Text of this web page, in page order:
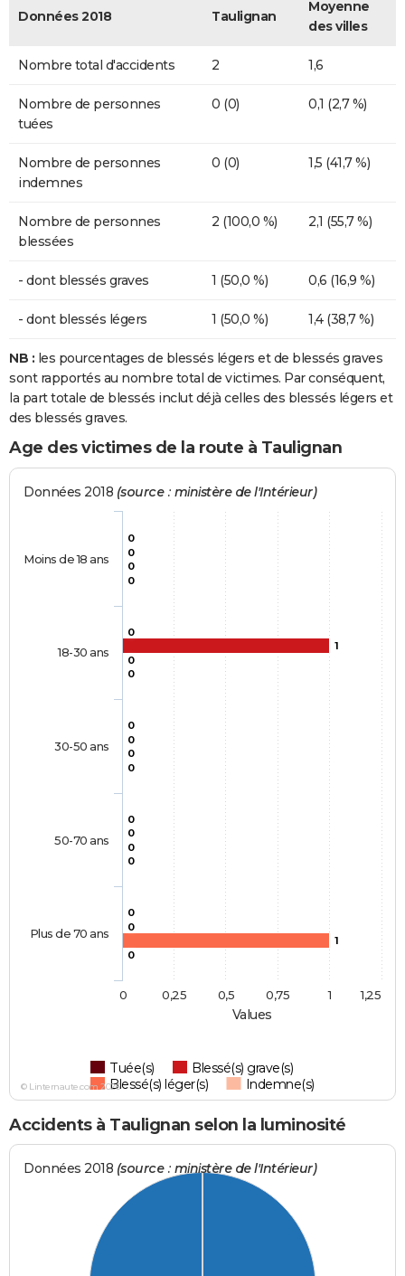
Données 2018 Taulignan
Moyenne
des villes
Nombre total d'accidents 2 1,6
Nombre de personnes
tuées
0 (0) 0,1 (2,7 %)
Nombre de personnes
indemnes
0 (0) 1,5 (41,7 %)
Nombre de personnes
blessées
2 (100,0 %) 2,1 (55,7 %)
- dont blessés graves 1 (50,0 %) 0,6 (16,9 %)
- dont blessés légers 1 (50,0 %) 1,4 (38,7 %)
NB : les pourcentages de blessés légers et de blessés graves
sont rapportés au nombre total de victimes. Par conséquent,
la part totale de blessés inclut déjà celles des blessés légers et
des blessés graves.
Age des victimes de la route à Taulignan
Values
Données 2018 (source : ministère de l'Intérieur)
0
0
0
0
0
0
1
0
0
0
0
0
0
0
1
0
0
0
0
0
Tuée(s)
Blessé(s) grave(s)
Blessé(s) léger(s)
Indemne(s)
Moins de 18 ans
18-30 ans
30-50 ans
50-70 ans
Plus de 70 ans
0 1
0,25 0,5 0,75 1,25
© Linternaute.com 2026
Accidents à Taulignan selon la luminosité
Données 2018 (source : ministère de l'Intérieur)